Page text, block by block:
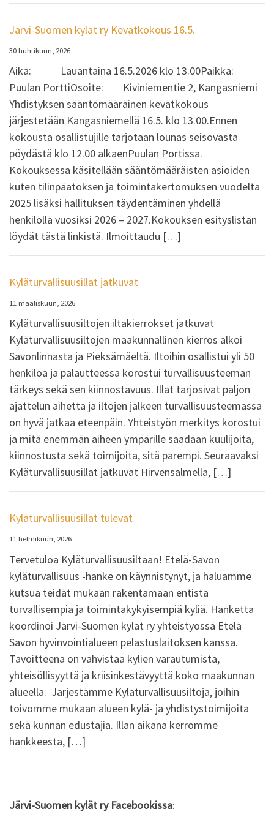
Järvi-Suomen kylät ry Kevätkokous 16.5.
30 huhtikuun, 2026
Aika: Lauantaina 16.5.2026 klo 13.00Paikka:
Puulan PorttiOsoite: Kiviniementie 2, Kangasniemi
Yhdistyksen sääntömääräinen kevätkokous
järjestetään Kangasniemellä 16.5. klo 13.00.Ennen
kokousta osallistujille tarjotaan lounas seisovasta
pöydästä klo 12.00 alkaenPuulan Portissa.
Kokouksessa käsitellään sääntömääräisten asioiden
kuten tilinpäätöksen ja toimintakertomuksen vuodelta
2025 lisäksi hallituksen täydentäminen yhdellä
henkilöllä vuosiksi 2026 – 2027.Kokouksen esityslistan
löydät tästä linkistä. Ilmoittaudu […]
Kyläturvallisuusillat jatkuvat
11 maaliskuun, 2026
Kyläturvallisuusiltojen iltakierrokset jatkuvat
Kyläturvallisuusiltojen maakunnallinen kierros alkoi
Savonlinnasta ja Pieksämäeltä. Iltoihin osallistui yli 50
henkilöä ja palautteessa korostui turvallisuusteeman
tärkeys sekä sen kiinnostavuus. Illat tarjosivat paljon
ajattelun aihetta ja iltojen jälkeen turvallisuusteemassa
on hyvä jatkaa eteenpäin. Yhteistyön merkitys korostui
ja mitä enemmän aiheen ympärille saadaan kuulijoita,
kiinnostusta sekä toimijoita, sitä parempi. Seuraavaksi
Kyläturvallisuusillat jatkuvat Hirvensalmella, […]
Kyläturvallisuusillat tulevat
11 helmikuun, 2026
Tervetuloa Kyläturvallisuusiltaan! Etelä-Savon
kyläturvallisuus -hanke on käynnistynyt, ja haluamme
kutsua teidät mukaan rakentamaan entistä
turvallisempia ja toimintakykyisempiä kyliä. Hanketta
koordinoi Järvi-Suomen kylät ry yhteistyössä Etelä
Savon hyvinvointialueen pelastuslaitoksen kanssa.
Tavoitteena on vahvistaa kylien varautumista,
yhteisöllisyyttä ja kriisinkestävyyttä koko maakunnan
alueella. Järjestämme Kyläturvallisuusiltoja, joihin
toivomme mukaan alueen kylä- ja yhdistystoimijoita
sekä kunnan edustajia. Illan aikana kerromme
hankkeesta, […]
Järvi-Suomen kylät ry Facebookissa: